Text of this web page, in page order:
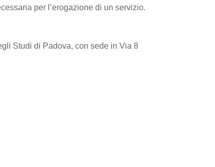
per l’erogazione di un servizio.
Studi di Padova, con sede in Via 8